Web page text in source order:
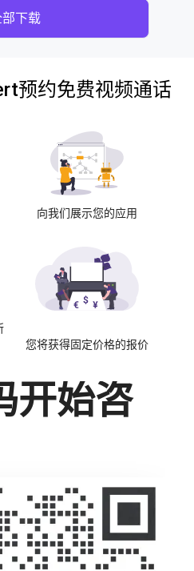
下载
预约免费视频通话
向我们展示您的应用
您将获得固定价格的报价
开始咨